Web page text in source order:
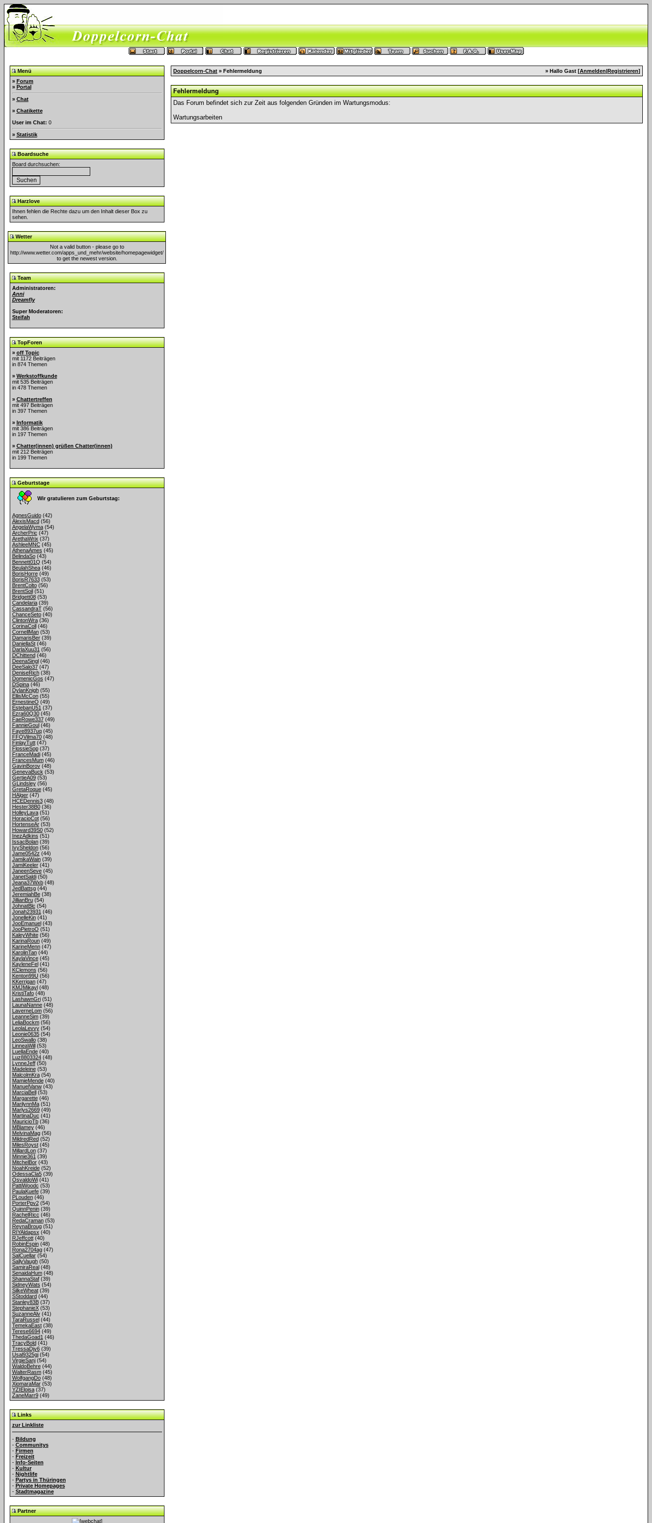
Menü
» Forum
» Portal
» Chat
» Chatikette
User im Chat: 0
» Statistik
Boardsuche
Board durchsuchen:
Harzlove
Ihnen fehlen die Rechte dazu um den Inhalt dieser Box zu
sehen.
Wetter
Not a valid button - please go to
http://www.wetter.com/apps_und_mehr/website/homepagewidget/
to get the newest version.
Team
Administratoren:
Anni
Dreamfly
Super Moderatoren:
Steifah
TopForen
» off Topic
mit 1172 Beiträgen
in 874 Themen
» Werkstoffkunde
mit 535 Beiträgen
in 478 Themen
» Chattertreffen
mit 497 Beiträgen
in 397 Themen
» Informatik
mit 386 Beiträgen
in 197 Themen
» Chatter(innen) grüßen Chatter(innen)
mit 212 Beiträgen
in 199 Themen
Geburtstage
Wir gratulieren zum Geburtstag:
AgnesGuido(42)
AlexisMacd(56)
AngelaWyma(54)
ArcherPric (47)
ArethaWrix (37)
AshleeMNC(45)
AthenaAmes (45)
BelindaSo(43)
Bennett01Q (54)
BeulahShea(46)
BorisHorre(49)
BorisR7633(53)
BrentColto(56)
BrentSoil(51)
Bridgett08(53)
Candelaria(39)
CassandraT(56)
ChanceSeto(40)
ClintonWra(36)
CorinaColl(46)
CornellMan(53)
DamarisBer(39)
DaniellaSt(46)
DarlaXuu31 (56)
DChittend(46)
DeenaSingl(46)
DeeSalo37(47)
DeniseRich(38)
DomenicGos (47)
DSpina(46)
DylanKnigh(55)
EllisMcCon(55)
ErnestineO (49)
EstebanU51 (37)
Ezra60Q30(45)
FaeRowe337(49)
FannieGoul(46)
Faye8937uq(45)
FFQVilma70(48)
FinlayTutt(47)
FlossieSop(37)
FranceMadi(45)
FrancesMum(46)
GavinBorov(48)
GenevaBuck (53)
GertieA09(53)
GLindsley(56)
GretaRoque(45)
HAlger(47)
HCEDennis3(48)
Hester38B0(36)
HolleyLava(51)
HoracioCot(56)
HortenseAr(53)
Howard39S0(52)
InezAdkins (51)
IssacBolan(39)
IvySheldon(56)
Jame0542z (44)
JamikaWain(39)
JamiKeeler(41)
JaneenSeve(45)
JanetSaldi(50)
Jeana37Wxb(48)
JedBattsg(44)
JeremiahBe(38)
JillianBru(54)
JohnatBlc (54)
Jonah23931 (46)
JonelleKin(41)
JooEmanuel(43)
JooPietroO (51)
KaleyWhite(56)
KarinaRoun(49)
KarineMenn(47)
KarolinTan(44)
KaylaVince(45)
KayleneFel(41)
KClemons (56)
Kenton99U (56)
KKerrigan(47)
KMJMikayl(48)
KristiTafo(48)
LashawnGri(51)
LaunaNanne(48)
LaverneLom(56)
LeanneSim(39)
LeliaBockm(56)
LeolaLevvy(54)
Leonie0635(54)
LeoSwallo(38)
LinneaWill(53)
LuellaEnde(40)
Luz8803324(48)
LynneJeff(50)
Madeleine(53)
MalcolmKra(54)
MamieMende(40)
ManuelVanw(43)
MarciaBell(53)
Margarette(46)
MarilynnMa(51)
Marlys2669(49)
MartinaDuc (41)
MauricioTb(36)
MBlamey(46)
MelvinaMag(56)
MildredRed(52)
MilesRoyst(45)
MillardLon(37)
Minnie361 (39)
MitchelBor(43)
NoahKreide(52)
OdessaCla5(39)
OsvaldoWi(41)
PattiWoodc (53)
PaulaKuefe(39)
PLouden(46)
PorterPpv2(54)
QuinnPenin(39)
RachelRicc (46)
RedaCraman(53)
ReynaBroug(51)
RIYAldapsx (40)
RJeffcott(40)
RobinEspin(48)
Rona2704ag(47)
SalCuellar(54)
SallyVaugh(50)
SamiraReal(48)
SenaidaHum(48)
ShannaStaf(39)
SidneyWats (54)
SilkeWheat(39)
SStoddard(44)
Stanley83B(37)
StephanieX(53)
SuzanneAlv(41)
TaraRussel(44)
TemekaEast(38)
Terese6694(49)
ThedaGoad1 (46)
TracyBold(41)
TressaDjy6(39)
Usal9325gj(54)
VirgieSanj(54)
WaldoBehre(44)
WalterRasm(45)
WolfgangDo(48)
XiomaraMar(53)
YZIEloisa(37)
ZaneMarr9(49)
Links
zur Linkliste
- Bildung
- Communitys
- Firmen
- Freizeit
- Info-Seiten
- Kultur
- Nightlife
- Partys in Thüringen
- Private Homepages
- Stadtmagazine
Partner
Doppelcorn-Chat » Fehlermeldung » Hallo Gast [Anmelden|Registrieren]
Fehlermeldung
Das Forum befindet sich zur Zeit aus folgenden Gründen im Wartungsmodus:
Wartungsarbeiten